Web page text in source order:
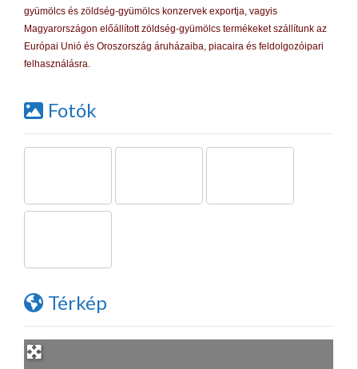
gyümölcs és zöldség-gyümölcs konzervek exportja, vagyis
Magyarországon előállított zöldség-gyümölcs termékeket szállítunk az
Európai Unió és Oroszország áruházaiba, piacaira és feldolgozóipari
felhasználásra.
Fotók
Térkép